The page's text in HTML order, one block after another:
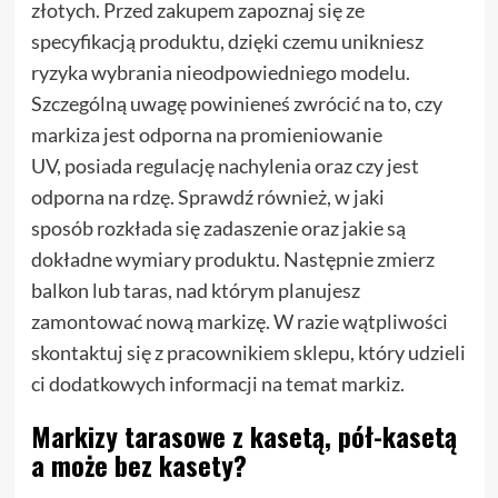
złotych. Przed zakupem zapoznaj się ze
specyfikacją produktu, dzięki czemu unikniesz
ryzyka wybrania nieodpowiedniego modelu.
Szczególną uwagę powinieneś zwrócić na to, czy
markiza jest odporna na promieniowanie
UV, posiada regulację nachylenia oraz czy jest
odporna na rdzę. Sprawdź również, w jaki
sposób rozkłada się zadaszenie oraz jakie są
dokładne wymiary produktu. Następnie zmierz
balkon lub taras, nad którym planujesz
zamontować nową markizę. W razie wątpliwości
skontaktuj się z pracownikiem sklepu, który udzieli
ci dodatkowych informacji na temat markiz.
Markizy tarasowe z kasetą, pół-kasetą
a może bez kasety?